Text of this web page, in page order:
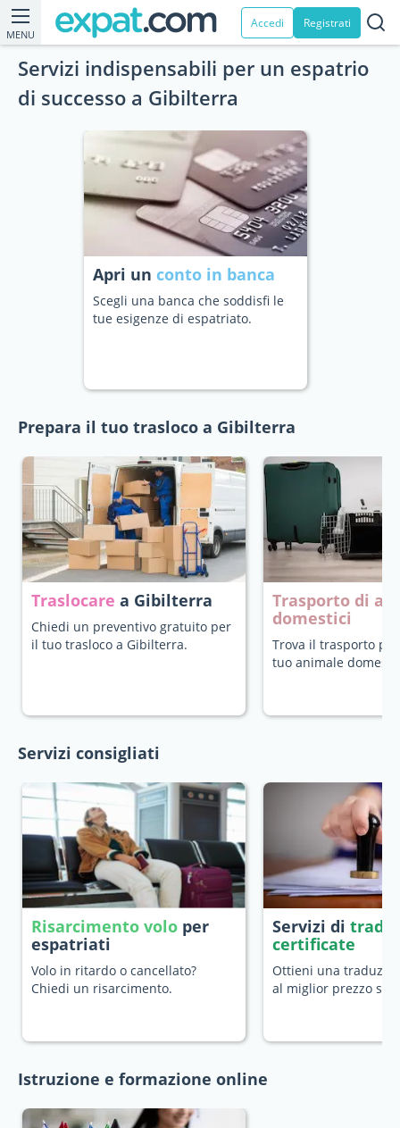
MENU
Accedi Registrati
Servizi indispensabili per un espatrio
di successo a Gibilterra
Apri un conto in banca
Scegli una banca che soddisfi le
tue esigenze di espatriato.
Prepara il tuo trasloco a Gibilterra
Traslocare a Gibilterra
Chiedi un preventivo gratuito per
il tuo trasloco a Gibilterra.
Trasporto di
domestici
Trova il trasporto
tuo animale
Servizi consigliati
Risarcimento volo per
espatriati
Volo in ritardo o cancellato?
Chiedi un risarcimento.
Servizi di
certificate
Ottieni una
al miglior prezzo sul
Istruzione e formazione online